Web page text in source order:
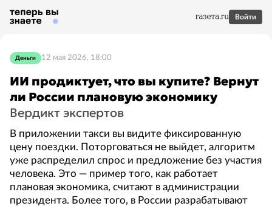
Войти
Деньги 12 мая 2026, 18:00
ИИ продиктует, что вы купите? Вернут
ли России плановую экономику
Вердикт экспертов
В приложении такси вы видите фиксированную
цену поездки. Поторговаться не выйдет, алгоритм
уже распределил спрос и предложение без участия
человека. Это — пример того, как работает
плановая экономика, считают в администрации
президента. Более того, в России разрабатывают